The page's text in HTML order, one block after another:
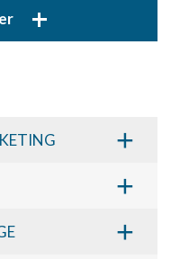
+
+
+
+